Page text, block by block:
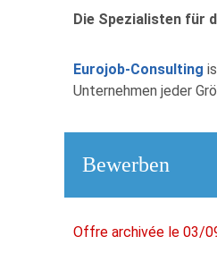
Die Spezialisten für
Eurojob-Consulting
Unternehmen jeder
Bewerben
Offre archivée le 03/